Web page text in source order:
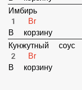
Унаги
2 Br
В корзину
Имбирь
В корзину